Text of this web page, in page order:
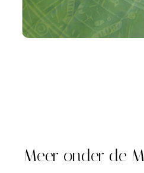
Meer onder de